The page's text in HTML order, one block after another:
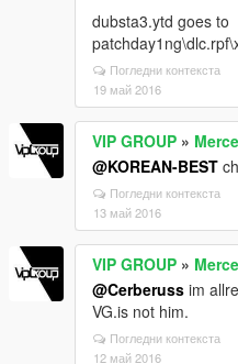
dubsta3.ytd goes to
Погледни контекста
19 май 2016
VIP GROUP »
@KOREAN-BEST
Погледни контекста
13 май 2016
VIP GROUP »
@Cerberuss im
VG.is not him.
Погледни контекста
12 май 2016